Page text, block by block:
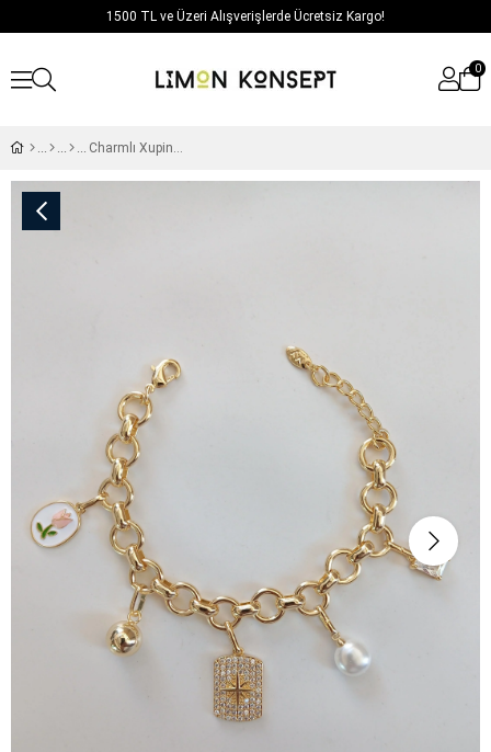
1500 TL ve Üzeri Alışverişlerde Ücretsiz Kargo!
0
Charmlı Xuping Bileklik / Model 236